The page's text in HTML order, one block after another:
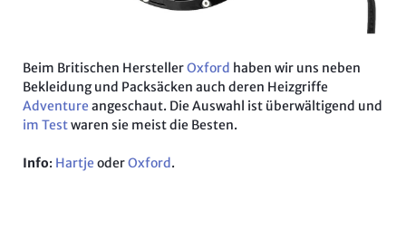
Beim Britischen HerstellerOxford haben wir uns neben
Bekleidung und Packsäcken auch deren Heizgriffe
Adventure angeschaut. Die Auswahl ist überwältigend und
im Testwaren sie meist die Besten.
Info: Hartje oderOxford.